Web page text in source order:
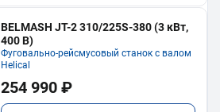
BELMASH JT-2 310/225S-380 (3 кВт,
400 В)
Фуговально-рейсмусовый станок с валом
Helical
254 990 ₽